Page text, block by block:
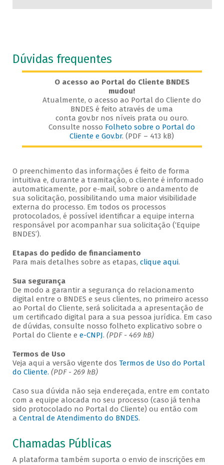
Dúvidas frequentes
O acesso ao Portal do Cliente BNDES
mudou!
Atualmente, o acesso ao Portal do Cliente do
BNDES é feito através de uma
conta gov.br nos níveis prata ou ouro.
Consulte nosso Folheto sobre o Portal do
Cliente e Gov.br. (PDF – 413 kB)
O preenchimento das informações é feito de forma
intuitiva e, durante a tramitação, o cliente é informado
automaticamente, por e-mail, sobre o andamento de
sua solicitação, possibilitando uma maior visibilidade
externa do processo. Em todos os processos
protocolados, é possível identificar a equipe interna
responsável por acompanhar sua solicitação (‘Equipe
BNDES’).
Etapas do pedido de financiamento
Para mais detalhes sobre as etapas, clique aqui.
Sua segurança
De modo a garantir a segurança do relacionamento
digital entre o BNDES e seus clientes, no primeiro acesso
ao Portal do Cliente, será solicitada a apresentação de
um certificado digital para a sua pessoa jurídica. Em caso
de dúvidas, consulte nosso folheto explicativo sobre o
Portal do Cliente e e-CNPJ. (PDF - 469 kB)
Termos de Uso
Veja aqui a versão vigente dos Termos de Uso do Portal
do Cliente. (PDF - 269 kB)
Caso sua dúvida não seja endereçada, entre em contato
com a equipe alocada no seu processo (caso já tenha
sido protocolado no Portal do Cliente) ou então com
a Central de Atendimento do BNDES.
Chamadas Públicas
A plataforma também suporta o envio de inscrições em